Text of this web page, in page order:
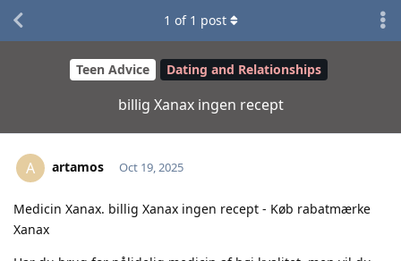
Teen Advice Dating and Relationships
billig Xanax ingen recept
1 of 1 post
A artamos Oct 19, 2025
Medicin Xanax. billig Xanax ingen recept - Køb rabatmærke
Xanax